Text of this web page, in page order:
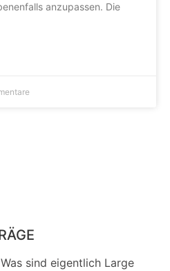
anzupassen. Die
sind eigentlich Large